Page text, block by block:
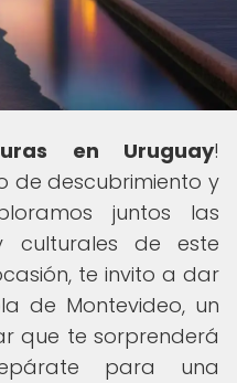
en Uruguay!
de descubrimiento y
juntos las
culturales de este
te invito a dar
de Montevideo, un
que te sorprenderá
para una